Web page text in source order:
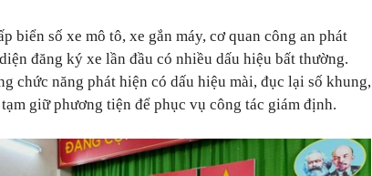
biển số xe mô tô, xe gắn máy, cơ quan công an phát
đăng ký xe lần đầu có nhiều dấu hiệu bất thường.
chức năng phát hiện có dấu hiệu mài, đục lại số khung,
giữ phương tiện để phục vụ công tác giám định.